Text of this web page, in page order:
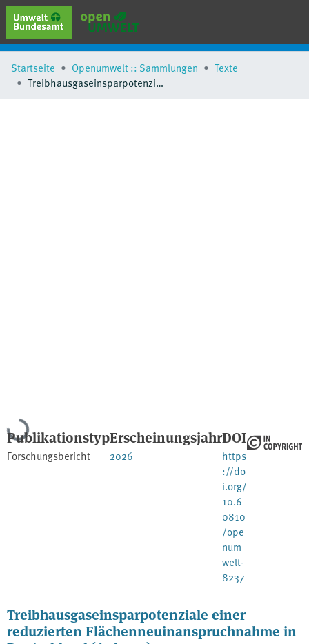
erweiterte Suche
Browse
Startseite Openumwelt :: Sammlungen
Texte
Treibhausgaseinsparpotenziale einer reduzierten Flächenneuinanspruchnahme in Deutschland (Anhang)
Lade...
Publikationstyp
Forschungsbericht
Erscheinungsjahr
2026
DOI
https
://do
i.org/
10.6
0810
/ope
num
welt-
8237
Treibhausgaseinsparpotenziale einer
reduzierten Flächenneuinanspruchnahme in